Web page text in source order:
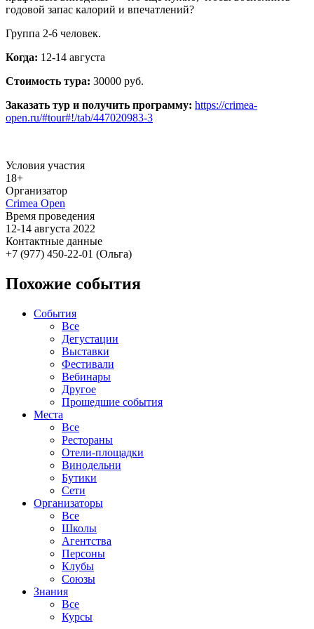
годовой запас калорий и впечатлений?
Группа 2-6 человек.
Когда: 12-14 августа
Стоимость тура: 30000 руб.
Заказать тур и получить программу: https://crimea-
open.ru/#tour#!/tab/447020983-3
Условия участия
18+
Организатор
Crimea Open
Время проведения
12-14 августа 2022
Контактные данные
+7 (977) 450-22-01 (Ольга)
Похожие события
События
Все
Дегустации
Выставки
Фестивали
Вебинары
Другое
Прошедшие события
Места
Все
Рестораны
Отели-площадки
Винодельни
Бутики
Сети
Организаторы
Все
Школы
Агентства
Персоны
Клубы
Союзы
Знания
Все
Курсы